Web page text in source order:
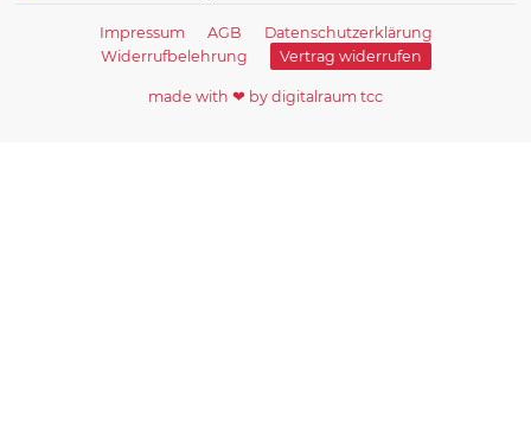
Impressum AGB
Datenschutzerklärung
Widerrufbelehrung
Vertrag widerrufen
made with ❤ by digitalraum tcc